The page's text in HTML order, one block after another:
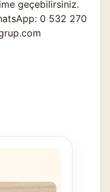
geçebilirsiniz.
0 532 270